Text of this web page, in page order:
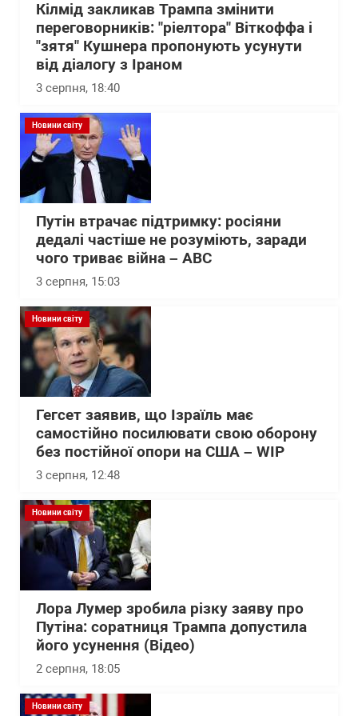
Кілмід закликав Трампа змінити
переговорників: "ріелтора" Віткоффа і
"зятя" Кушнера пропонують усунути
від діалогу з Іраном
3 серпня, 18:40
Новини світу
Путін втрачає підтримку: росіяни
дедалі частіше не розуміють, заради
чого триває війна – АВС
3 серпня, 15:03
Новини світу
Гегсет заявив, що Ізраїль має
самостійно посилювати свою оборону
без постійної опори на США – WІP
3 серпня, 12:48
Новини світу
Лора Лумер зробила різку заяву про
Путіна: соратниця Трампа допустила
його усунення (Відео)
2 серпня, 18:05
Новини світу